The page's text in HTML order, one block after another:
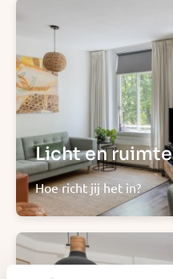
Licht en ruimte
Hoe richt jij het in?